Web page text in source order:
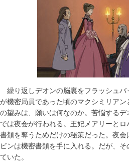
繰り返しデオンの脳裏をフラッシュバ
が機密局員であった頃のマクシミリア
の望みは、願いは何なのか。苦悩する
では夜会が行われる。王妃メアリーと
書類を奪うためだけの秘策だった。夜
ビンは機密書類を手に入れる。だが、
ていた。